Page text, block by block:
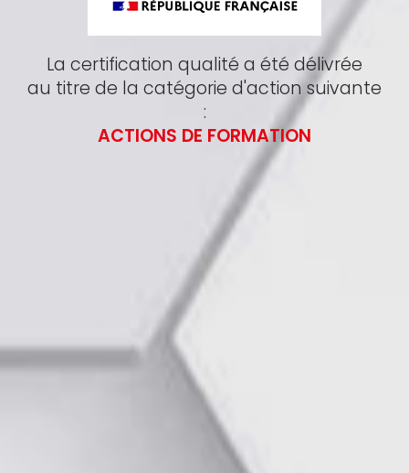
La certification qualité a été délivrée
au titre de la catégorie d'action suivante
:
ACTIONS DE FORMATION